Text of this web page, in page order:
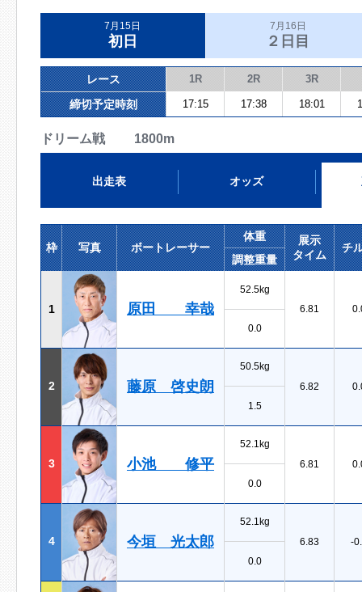
7月15日
初日
7月16日
２日目
レース 1R 2R 3R
締切予定時刻 17:15 17:38 18:01
ドリーム戦 1800m
出走表 オッズ
枠 写真 ボートレーサー
体重
展示
タイム
チ
調整重量
1 原田 幸哉
52.5kg
6.81
0.0
2 藤原 啓史朗
50.5kg
6.82
1.5
3 小池 修平
52.1kg
6.81
0.0
4 今垣 光太郎
52.1kg
6.83
-
0.0